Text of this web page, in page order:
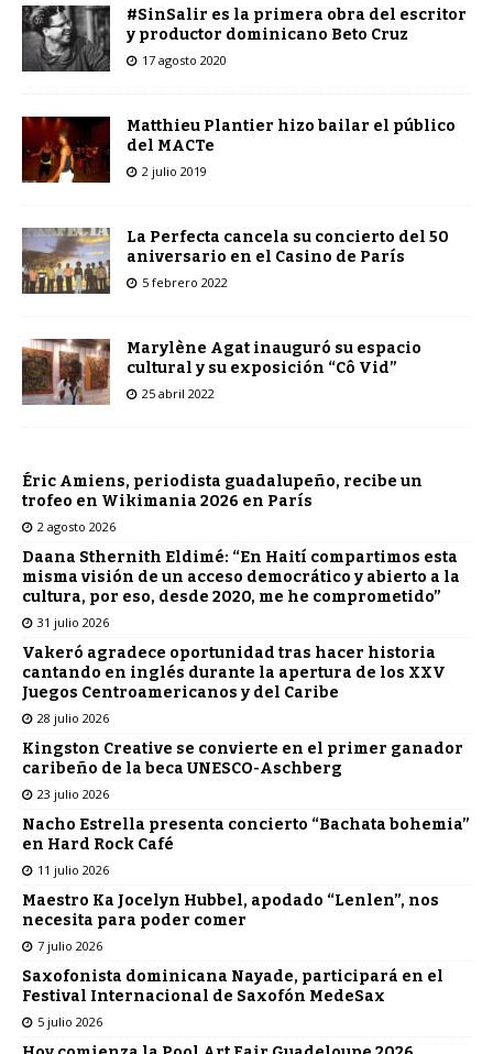
#SinSalir es la primera obra del escritor
y productor dominicano Beto Cruz
17 agosto 2020
Matthieu Plantier hizo bailar el público
del MACTe
2 julio 2019
La Perfecta cancela su concierto del 50
aniversario en el Casino de París
5 febrero 2022
Marylène Agat inauguró su espacio
cultural y su exposición “Cô Vid”
25 abril 2022
Éric Amiens, periodista guadalupeño, recibe un
trofeo en Wikimania 2026 en París
2 agosto 2026
Daana Sthernith Eldimé: “En Haití compartimos esta
misma visión de un acceso democrático y abierto a la
cultura, por eso, desde 2020, me he comprometido”
31 julio 2026
Vakeró agradece oportunidad tras hacer historia
cantando en inglés durante la apertura de los XXV
Juegos Centroamericanos y del Caribe
28 julio 2026
Kingston Creative se convierte en el primer ganador
caribeño de la beca UNESCO-Aschberg
23 julio 2026
Nacho Estrella presenta concierto “Bachata bohemia”
en Hard Rock Café
11 julio 2026
Maestro Ka Jocelyn Hubbel, apodado “Lenlen”, nos
necesita para poder comer
7 julio 2026
Saxofonista dominicana Nayade, participará en el
Festival Internacional de Saxofón MedeSax
5 julio 2026